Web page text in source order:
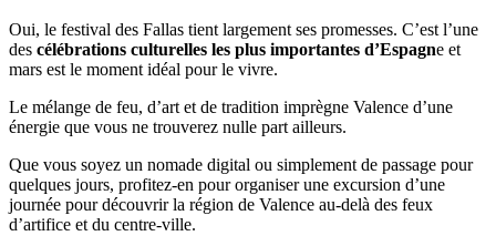
Oui, le festival des Fallas tient largement ses promesses. C’est l’une
des célébrations culturelles les plus importantes d’Espagne et
mars est le moment idéal pour le vivre.
Le mélange de feu, d’art et de tradition imprègne Valence d’une
énergie que vous ne trouverez nulle part ailleurs.
Que vous soyez un nomade digital ou simplement de passage pour
quelques jours, profitez-en pour organiser une excursion d’une
journée pour découvrir la région de Valence au-delà des feux
d’artifice et du centre-ville.